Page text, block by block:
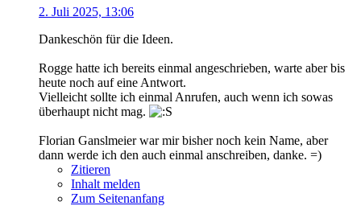
2. Juli 2025, 13:06
Dankeschön für die Ideen.
Rogge hatte ich bereits einmal angeschrieben, warte aber bis
heute noch auf eine Antwort.
Vielleicht sollte ich einmal Anrufen, auch wenn ich sowas
überhaupt nicht mag.
Florian Ganslmeier war mir bisher noch kein Name, aber
dann werde ich den auch einmal anschreiben, danke. =)
Zitieren
Inhalt melden
Zum Seitenanfang